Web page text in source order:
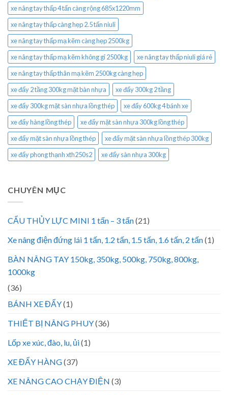
xe nâng tay thấp 4 tấn càng rộng 685x1220mm
xe nâng tay thấp càng hẹp 2.5 tấn niuli
xe nâng tay thấp mạ kẽm càng hẹp 2500kg
xe nâng tay thấp mạ kẽm không gỉ 2500kg
xe nâng tay thấp niuli giá rẻ
xe nâng tay thấp thân mạ kẽm 2500kg càng hẹp
xe đẩy 2 tầng 300kg mặt bàn nhựa
xe đẩy 300kg 2 tầng
xe đẩy 300kg mặt sàn nhựa lồng thép
xe đẩy 600kg 4 bánh xe
xe đẩy hàng lồng thép
xe đẩy mặt sàn nhựa 300kg lồng thép
xe đẩy mặt sàn nhựa lồng thép
xe đẩy mặt sàn nhựa lồng thép 300kg
xe đẩy phong thạnh xth250s2
xe đẩy sàn nhựa 300kg
CHUYÊN MỤC
CẨU THỦY LỰC MINI 1 tấn – 3 tấn(21)
Xe nâng điện đứng lái 1 tấn, 1.2 tấn, 1.5 tấn, 1.6 tấn, 2 tấn(1)
BÀN NÂNG TAY 150kg, 350kg, 500kg, 750kg, 800kg,
1000kg
(36)
BÁNH XE ĐẨY(1)
THIẾT BỊ NÂNG PHUY(36)
Lốp xe xúc, đào, lu, ủi(1)
XE ĐẨY HÀNG(37)
XE NÂNG CAO CHẠY ĐIỆN (3)